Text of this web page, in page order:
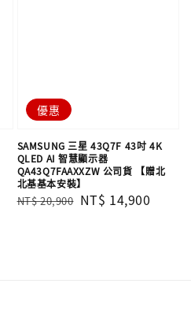
優惠
SAMSUNG 三星 43Q7F 43吋 4K
QLED AI 智慧顯示器
QA43Q7FAAXXZW 公司貨 【贈北
北基基本安裝】
Regular
NT$ 20,900 Sale
NT$ 14,900